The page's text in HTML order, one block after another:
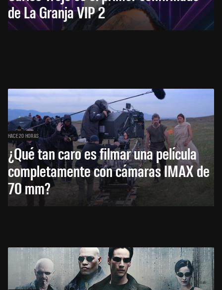
de La Granja VIP 2
HACE 20 HORAS
¿Qué tan caro es filmar una película
completamente con cámaras IMAX de
70 mm?